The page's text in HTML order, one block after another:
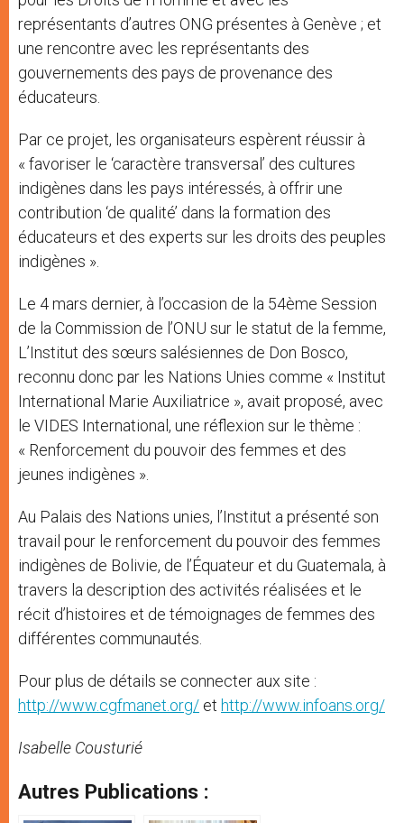
représentants d’autres ONG présentes à Genève ; et
une rencontre avec les représentants des
gouvernements des pays de provenance des
éducateurs.
Par ce projet, les organisateurs espèrent réussir à
« favoriser le ‘caractère transversal’ des cultures
indigènes dans les pays intéressés, à offrir une
contribution ‘de qualité’ dans la formation des
éducateurs et des experts sur les droits des peuples
indigènes ».
Le 4 mars dernier, à l’occasion de la 54ème Session
de la Commission de l’ONU sur le statut de la femme,
L’Institut des sœurs salésiennes de Don Bosco,
reconnu donc par les Nations Unies comme « Institut
International Marie Auxiliatrice », avait proposé, avec
le VIDES International, une réflexion sur le thème :
« Renforcement du pouvoir des femmes et des
jeunes indigènes ».
Au Palais des Nations unies, l’Institut a présenté son
travail pour le renforcement du pouvoir des femmes
indigènes de Bolivie, de l’Équateur et du Guatemala, à
travers la description des activités réalisées et le
récit d’histoires et de témoignages de femmes des
différentes communautés.
Pour plus de détails se connecter aux site :
http://www.cgfmanet.org/ et http://www.infoans.org/
Isabelle Cousturié
Autres Publications :